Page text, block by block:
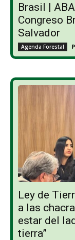
Brasil |
Congreso
Salvador
Agenda Forestal
Ley de
a las
estar del
tierra”